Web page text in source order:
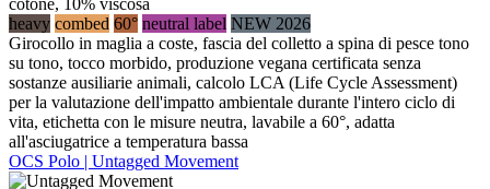
cotone, 10% viscosa
heavy combed 60° neutral label NEW 2026
Girocollo in maglia a coste, fascia del colletto a spina di pesce tono
su tono, tocco morbido, produzione vegana certificata senza
sostanze ausiliarie animali, calcolo LCA (Life Cycle Assessment)
per la valutazione dell'impatto ambientale durante l'intero ciclo di
vita, etichetta con le misure neutra, lavabile a 60°, adatta
all'asciugatrice a temperatura bassa
OCS Polo | Untagged Movement